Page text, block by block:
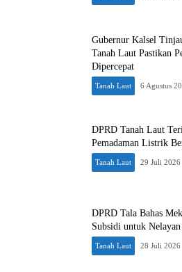
Gubernur Kalsel
Tanah Laut Pastikan
Dipercepat
Tanah Laut 6 Agustus
DPRD Tanah Laut
Pemadaman Listrik
Tanah Laut 29 Juli 2026
DPRD Tala Bahas
Subsidi untuk Nelayan
Tanah Laut 28 Juli 2026